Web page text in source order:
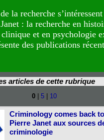
la recherche
: la recherche en
et en psychologie
des publications
articles de cette rubrique
0 5 10
Criminology comes back
Pierre Janet aux sources
criminologie